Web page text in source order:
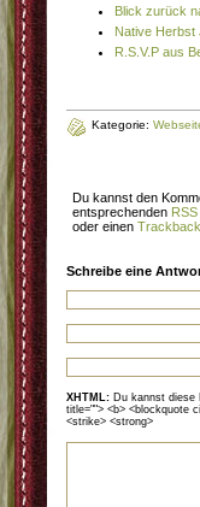
Blick zurück
Native Herbst
R.S.V.P aus
Kategorie:
Du kannst den
entsprechenden
oder einen Trackback
Schreibe eine
XHTML: Du kannst diese
title=""> <b> <blockquote
<strike> <strong>